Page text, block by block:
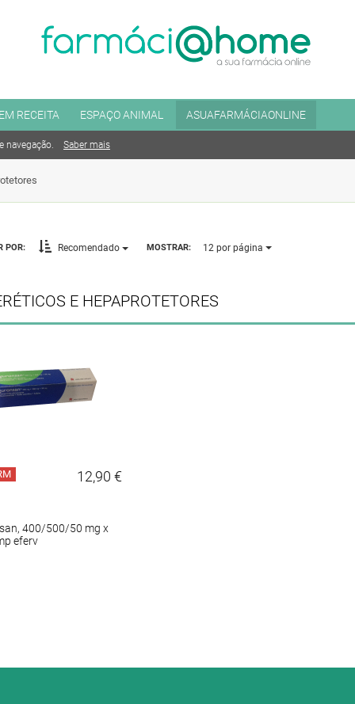
RECEITA ESPAÇO ANIMAL ASUAFARMÁCIAONLINE
navegação. Saber mais
POR: Recomendado MOSTRAR: 12 por página
E HEPAPROTETORES
12,90 €
400/500/50 mg x
eferv